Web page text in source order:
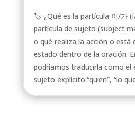
🏷️ ¿Qué es la partícula 이/가
partícula de sujeto (subject
o qué realiza la acción o está
estado dentro de la oración.
podríamos traducirla como el
sujeto explícito:“quien”, “lo